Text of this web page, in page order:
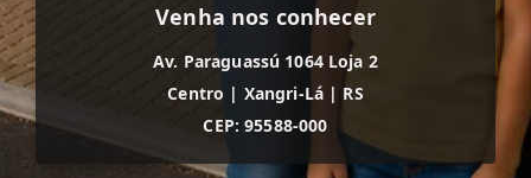
Venha nos conhecer
Av. Paraguassú 1064 Loja 2
Centro | Xangri-Lá | RS
CEP: 95588-000